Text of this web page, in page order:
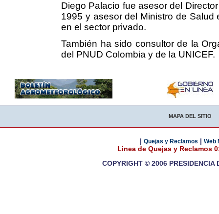
Diego Palacio fue asesor del
1995 y asesor del Ministro de
en el sector privado.
También ha sido consultor de la
del PNUD Colombia y de la UNICEF.
MAPA DEL SITIO
| Quejas y Reclamos | Web
Linea de Quejas y Reclamos
COPYRIGHT © 2006 PRESIDENCIA